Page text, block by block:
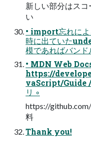
新しい部分はス
い
• import忘れによ
時に出ていた
模であればバン
• MDN Web
https://
vaScript/Guide /
リ ◦
https://
料
Thank you!